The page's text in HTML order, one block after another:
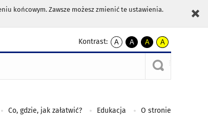
końcowym. Zawsze możesz zmienić te ustawienia.
Kontrast:
A
kontrast
A
kontrast
czarnym
A
kontrast
żółty
tekst
czarnym
A
kontrast
czarny
tekst
żółtym
Co, gdzie, jak załatwić? Edukacja O stronie